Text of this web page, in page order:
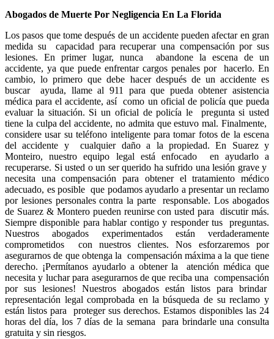
Abogados de Muerte Por Negligencia En La Florida
Los pasos que tome después de un accidente pueden afectar en gran
medida su capacidad para recuperar una compensación por sus
lesiones. En primer lugar, nunca abandone la escena de un
accidente, ya que puede enfrentar cargos penales por hacerlo. En
cambio, lo primero que debe hacer después de un accidente es
buscar ayuda, llame al 911 para que pueda obtener asistencia
médica para el accidente, así como un oficial de policía que pueda
evaluar la situación. Si un oficial de policía le pregunta si usted
tiene la culpa del accidente, no admita que estuvo mal. Finalmente,
considere usar su teléfono inteligente para tomar fotos de la escena
del accidente y cualquier daño a la propiedad. En Suarez y
Monteiro, nuestro equipo legal está enfocado en ayudarlo a
recuperarse. Si usted o un ser querido ha sufrido una lesión grave y
necesita una compensación para obtener el tratamiento médico
adecuado, es posible que podamos ayudarlo a presentar un reclamo
por lesiones personales contra la parte responsable. Los abogados
de Suarez & Montero pueden reunirse con usted para discutir más.
Siempre disponible para hablar contigo y responder tus preguntas.
Nuestros abogados experimentados están verdaderamente
comprometidos con nuestros clientes. Nos esforzaremos por
asegurarnos de que obtenga la compensación máxima a la que tiene
derecho. ¡Permítanos ayudarlo a obtener la atención médica que
necesita y luchar para asegurarnos de que reciba una compensación
por sus lesiones! Nuestros abogados están listos para brindar
representación legal comprobada en la búsqueda de su reclamo y
están listos para proteger sus derechos. Estamos disponibles las 24
horas del día, los 7 días de la semana para brindarle una consulta
gratuita y sin riesgos.